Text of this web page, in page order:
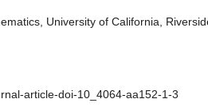
University of California,
article-doi-10_4064-aa152-1-3